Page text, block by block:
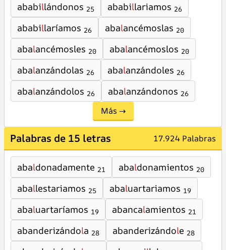
ababillándonos 25 ababillariamos 26
ababillaríamos 26 abalancémoslas 20
abalancémosles 20 abalancémoslos 20
abalanzándolas 26 abalanzándoles 26
abalanzándolos 26 abalanzándonos 26
Más →
Palabras de 15 letras 17.924 Palabras
abaldonadamente 21 abaldonamientos 20
aballestariamos 25 abaluartariamos 19
abaluartaríamos 19 abancalamientos 21
abanderizándola 28 abanderizándole 28